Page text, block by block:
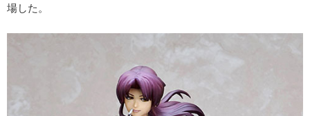
場した。